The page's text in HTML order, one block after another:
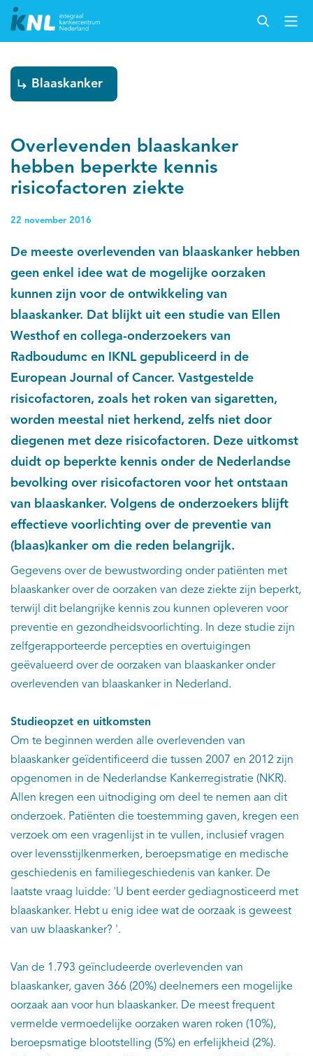
Overlevenden blaaskanker
hebben beperkte kennis
risicofactoren ziekte
22 november 2016
De meeste overlevenden van blaaskanker hebben
geen enkel idee wat de mogelijke oorzaken
kunnen zijn voor de ontwikkeling van
blaaskanker. Dat blijkt uit een studie van Ellen
Westhof en collega-onderzoekers van
Radboudumc en IKNL gepubliceerd in de
European Journal of Cancer. Vastgestelde
risicofactoren, zoals het roken van sigaretten,
worden meestal niet herkend, zelfs niet door
diegenen met deze risicofactoren. Deze uitkomst
duidt op beperkte kennis onder de Nederlandse
bevolking over risicofactoren voor het ontstaan
van blaaskanker. Volgens de onderzoekers blijft
effectieve voorlichting over de preventie van
(blaas)kanker om die reden belangrijk.
Gegevens over de bewustwording onder patiënten met
blaaskanker over de oorzaken van deze ziekte zijn beperkt,
terwijl dit belangrijke kennis zou kunnen opleveren voor
preventie en gezondheidsvoorlichting. In deze studie zijn
zelfgerapporteerde percepties en overtuigingen
geëvalueerd over de oorzaken van blaaskanker onder
overlevenden van blaaskanker in Nederland.
Studieopzet en uitkomsten
Om te beginnen werden alle overlevenden van
blaaskanker geïdentificeerd die tussen 2007 en 2012 zijn
opgenomen in de Nederlandse Kankerregistratie (NKR).
Allen kregen een uitnodiging om deel te nemen aan dit
onderzoek. Patiënten die toestemming gaven, kregen een
verzoek om een vragenlijst in te vullen, inclusief vragen
over levensstijlkenmerken, beroepsmatige en medische
geschiedenis en familiegeschiedenis van kanker. De
laatste vraag luidde: 'U bent eerder gediagnosticeerd met
blaaskanker. Hebt u enig idee wat de oorzaak is geweest
van uw blaaskanker? '.
Van de 1.793 geïncludeerde overlevenden van
blaaskanker, gaven 366 (20%) deelnemers een mogelijke
oorzaak aan voor hun blaaskanker. De meest frequent
vermelde vermoedelijke oorzaken waren roken (10%),
beroepsmatige blootstelling (5%) en erfelijkheid (2%).
Blaaskanker